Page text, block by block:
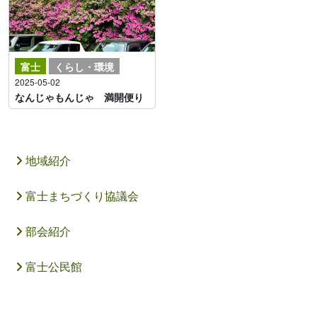
富士 くらし・環境
2025-05-02
なんじゃもんじゃ 満開便り
地域紹介
富士まちづくり協議会
部会紹介
富士公民館